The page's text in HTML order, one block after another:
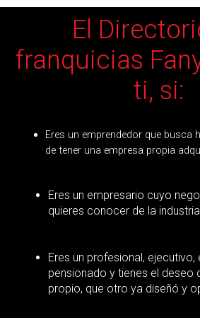
El
franquicias
ti, si:​
Eres un emprendedor que busca
de tener una empresa propia
Eres un empresario cuyo
quieres conocer de la
Eres un profesional, ejecutivo,
pensionado y tienes el deseo
propio, que otro ya diseñó y